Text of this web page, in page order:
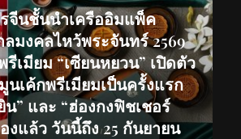
จีนชั้นนำเครืออิมแพ็ค
มงคลไหว้พระจันทร์ 2569
เมียม “เซียนหยวน” เปิดตัว
นเค้กพรีเมียมเป็นครั้งแรก
น” และ “ฮ่องกงฟิชเชอร์
งแล้ว วันนี้ถึง 25 กันยายน